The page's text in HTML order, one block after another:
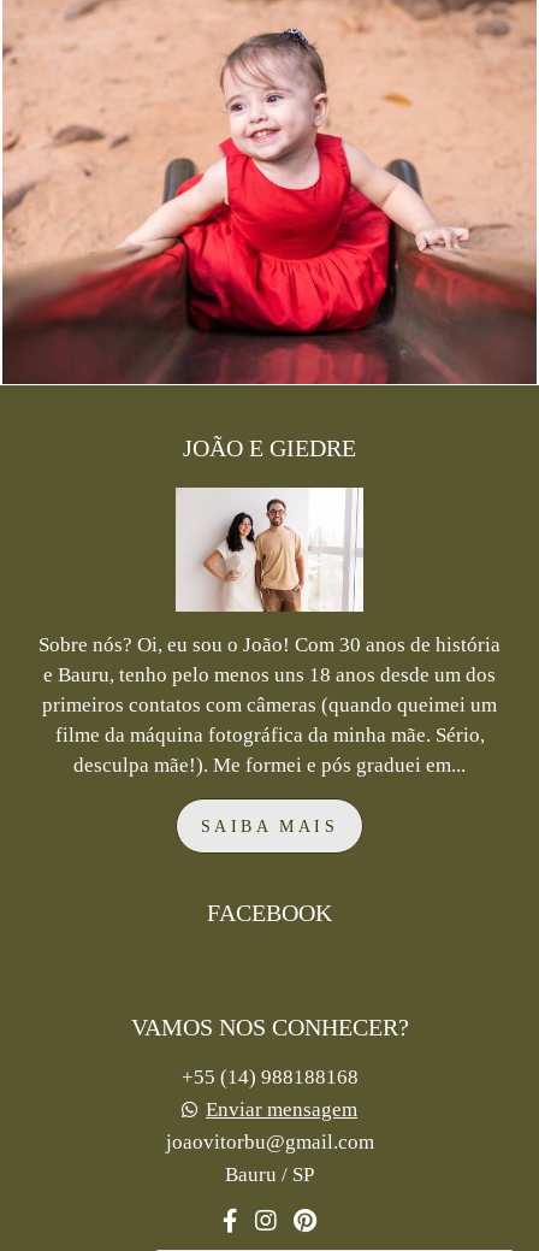
1627 0
JOÃO E GIEDRE
Sobre nós? Oi, eu sou o João! Com 30 anos de história
e Bauru, tenho pelo menos uns 18 anos desde um dos
primeiros contatos com câmeras (quando queimei um
filme da máquina fotográfica da minha mãe. Sério,
desculpa mãe!). Me formei e pós graduei em...
SAIBA MAIS
FACEBOOK
VAMOS NOS CONHECER?
+55 (14) 988188168
Enviar mensagem
joaovitorbu@gmail.com
Bauru / SP